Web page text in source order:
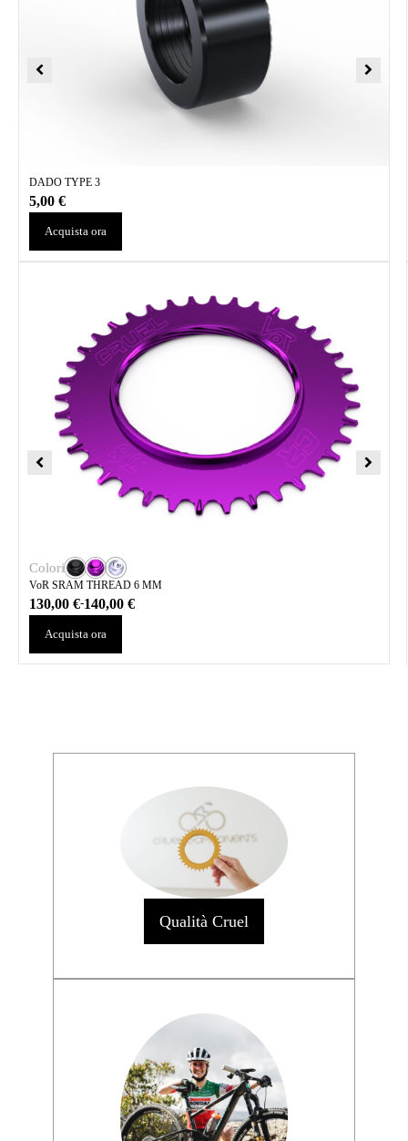
DADO TYPE 3
5,00€
Acquista ora
Colori
VoR SRAM THREAD 6 MM
130,00€-140,00€
Acquista ora
Qualità Cruel